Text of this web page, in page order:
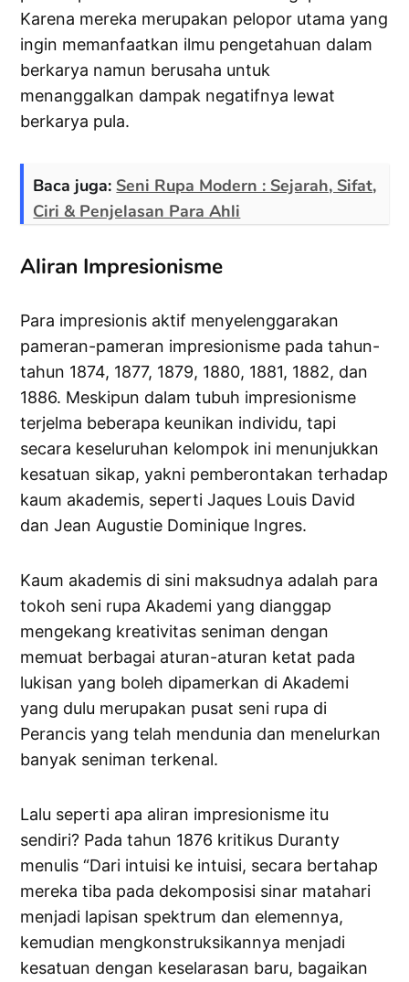
Karena mereka merupakan pelopor utama yang
ingin memanfaatkan ilmu pengetahuan dalam
berkarya namun berusaha untuk
menanggalkan dampak negatifnya lewat
berkarya pula.
Baca juga: Seni Rupa Modern : Sejarah, Sifat,
Ciri & Penjelasan Para Ahli
Aliran Impresionisme
Para impresionis aktif menyelenggarakan
pameran-pameran impresionisme pada tahun-
tahun 1874, 1877, 1879, 1880, 1881, 1882, dan
1886. Meskipun dalam tubuh impresionisme
terjelma beberapa keunikan individu, tapi
secara keseluruhan kelompok ini menunjukkan
kesatuan sikap, yakni pemberontakan terhadap
kaum akademis, seperti Jaques Louis David
dan Jean Augustie Dominique Ingres.
Kaum akademis di sini maksudnya adalah para
tokoh seni rupa Akademi yang dianggap
mengekang kreativitas seniman dengan
memuat berbagai aturan-aturan ketat pada
lukisan yang boleh dipamerkan di Akademi
yang dulu merupakan pusat seni rupa di
Perancis yang telah mendunia dan menelurkan
banyak seniman terkenal.
Lalu seperti apa aliran impresionisme itu
sendiri? Pada tahun 1876 kritikus Duranty
menulis “Dari intuisi ke intuisi, secara bertahap
mereka tiba pada dekomposisi sinar matahari
menjadi lapisan spektrum dan elemennya,
kemudian mengkonstruksikannya menjadi
kesatuan dengan keselarasan baru, bagaikan